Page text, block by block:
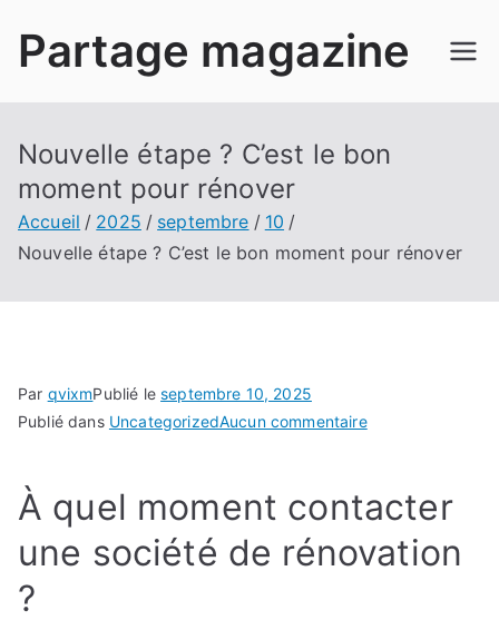
Partage magazine
Nouvelle étape ? C’est le bon
moment pour rénover
Accueil 2025 septembre
10
Nouvelle étape ? C’est le bon moment pour rénover
Par qvixmPublié leseptembre 10, 2025
Publié dans UncategorizedAucun commentairesur
?
le
À quel moment contacter
une société de rénovation
?